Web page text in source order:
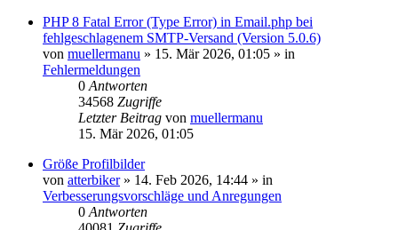
PHP 8 Fatal Error (Type Error) in Email.php bei
fehlgeschlagenem SMTP-Versand (Version 5.0.6)
von muellermanu » 15. Mär 2026, 01:05 » in
Fehlermeldungen
0 Antworten
34568 Zugriffe
Letzter Beitrag von muellermanu
15. Mär 2026, 01:05
Größe Profilbilder
von atterbiker» 14. Feb 2026, 14:44 » in
Verbesserungsvorschläge und Anregungen
0 Antworten